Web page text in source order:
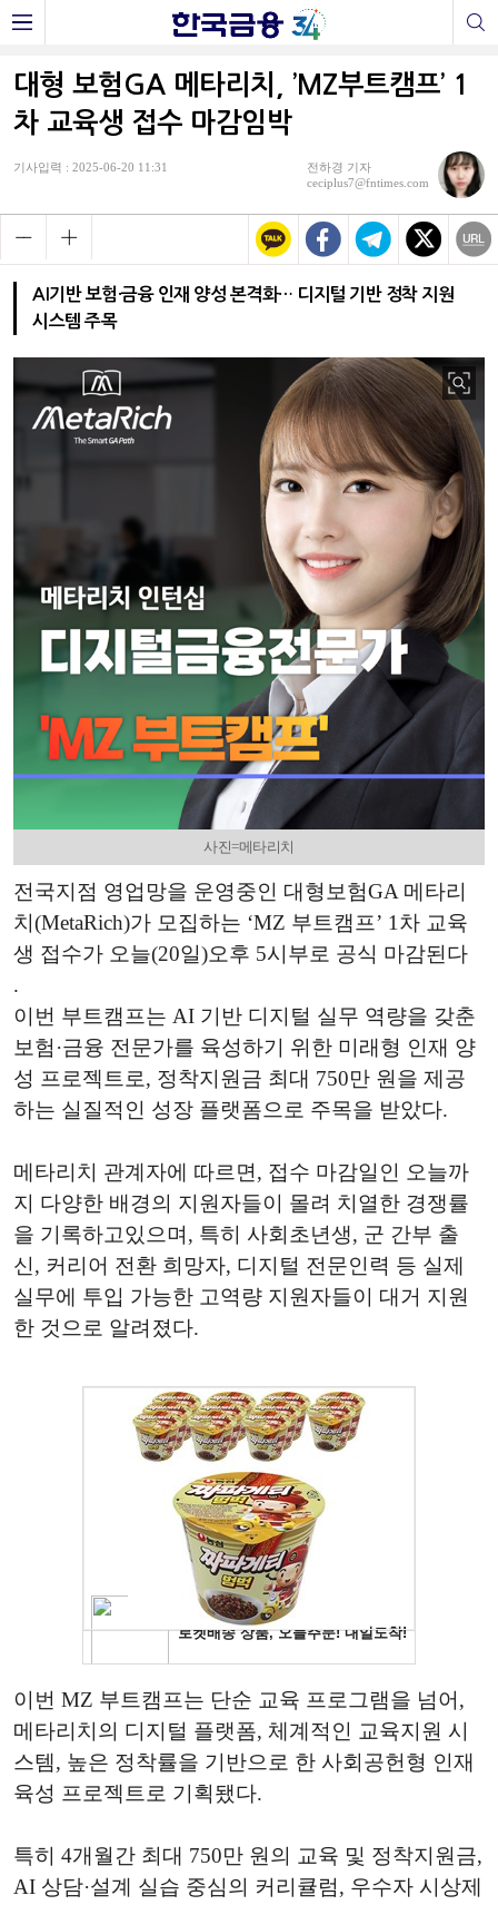
대형 보험GA 메타리치, ’MZ부트캠프’ 1
차 교육생 접수 마감임박
기사입력 : 2025-06-20 11:31
전하경 기자
ceciplus7@fntimes.com
AI기반 보험·금융 인재 양성 본격화… 디지털 기반 정착 지원
시스템 주목
사진=메타리치
전국지점 영업망을 운영중인 대형보험GA 메타리
치(MetaRich)가 모집하는 ‘MZ 부트캠프’ 1차 교육
생 접수가 오늘(20일)오후 5시부로 공식 마감된다
.
이번 부트캠프는 AI 기반 디지털 실무 역량을 갖춘
보험·금융 전문가를 육성하기 위한 미래형 인재 양
성 프로젝트로, 정착지원금 최대 750만 원을 제공
하는 실질적인 성장 플랫폼으로 주목을 받았다.
메타리치 관계자에 따르면, 접수 마감일인 오늘까
지 다양한 배경의 지원자들이 몰려 치열한 경쟁률
을 기록하고있으며, 특히 사회초년생, 군 간부 출
신, 커리어 전환 희망자, 디지털 전문인력 등 실제
실무에 투입 가능한 고역량 지원자들이 대거 지원
한 것으로 알려졌다.
이번 MZ 부트캠프는 단순 교육 프로그램을 넘어,
메타리치의 디지털 플랫폼, 체계적인 교육지원 시
스템, 높은 정착률을 기반으로 한 사회공헌형 인재
육성 프로젝트로 기획됐다.
특히 4개월간 최대 750만 원의 교육 및 정착지원금,
AI 상담·설계 실습 중심의 커리큘럼, 우수자 시상제